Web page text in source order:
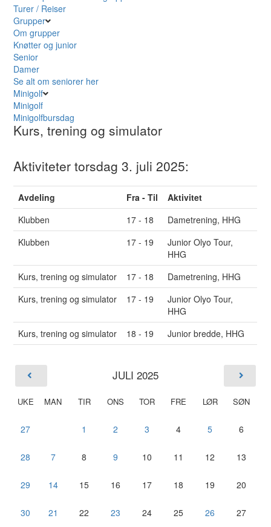
Turer / Reiser
Grupper
Om grupper
Knøtter og junior
Senior
Damer
Se alt om seniorer her
Minigolf
Minigolf
Minigolfbursdag
Kurs, trening og simulator
Aktiviteter torsdag 3. juli 2025:
Avdeling Fra - Til
Aktivitet
Klubben
17 - 18
Dametrening, HHG
Klubben
17 - 19
Junior Olyo Tour,
HHG
Kurs, trening og simulator
17 - 18
Dametrening, HHG
Kurs, trening og simulator
17 - 19
Junior Olyo Tour,
HHG
Kurs, trening og simulator
18 - 19 Junior bredde, HHG
JULI 2025
UKE MAN TIR ONS TOR FRE LØR SØN
27 1 2 3 4 5 6
28 7 8 9 10 11 12 13
29 14 15 16 17 18 19 20
30 21 22 23 24 25 26 27